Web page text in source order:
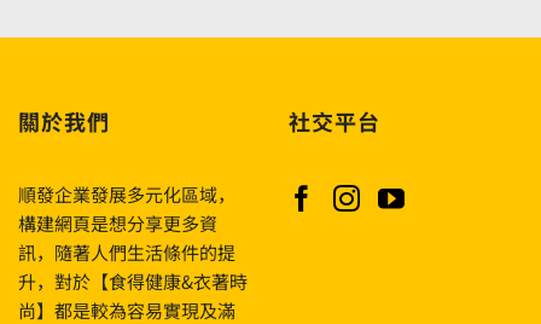
關於我們
順發企業發展多元化區域，
構建網頁是想分享更多資
訊，隨著人們生活條件的提
升，對於【食得健康&衣著時
尚】都是較為容易實現及滿
社交平台